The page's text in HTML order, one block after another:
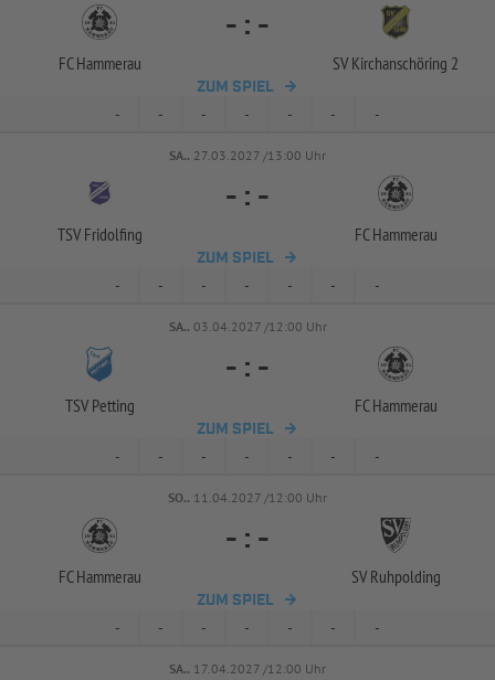
FC Hammerau
- : -
SV Kirchanschöring 2
ZUM SPIEL
- - - - - - -
SA.. 27.03.2027 /13:00 Uhr
TSV Fridolfing
- : -
FC Hammerau
ZUM SPIEL
- - - - - - -
SA.. 03.04.2027 /12:00 Uhr
TSV Petting
- : -
FC Hammerau
ZUM SPIEL
- - - - - - -
SO.. 11.04.2027 /12:00 Uhr
FC Hammerau
- : -
SV Ruhpolding
ZUM SPIEL
- - - - - - -
SA.. 17.04.2027 /12:00 Uhr